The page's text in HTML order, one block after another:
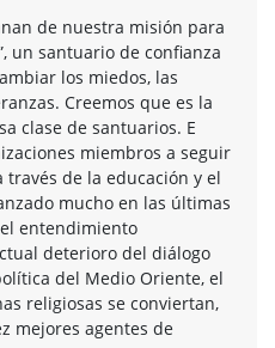
de nuestra misión para
un santuario de confianza
los miedos, las
Creemos que es la
clase de santuarios. E
miembros a seguir
de la educación y el
mucho en las últimas
entendimiento
deterioro del diálogo
del Medio Oriente, el
religiosas se conviertan,
mejores agentes de